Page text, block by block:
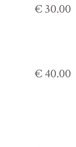
€ 30.00
€ 40.00